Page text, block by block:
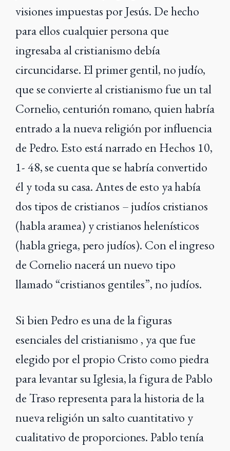
visiones impuestas por Jesús. De hecho
para ellos cualquier persona que
ingresaba al cristianismo debía
circuncidarse. El primer gentil, no judío,
que se convierte al cristianismo fue un tal
Cornelio, centurión romano, quien habría
entrado a la nueva religión por influencia
de Pedro. Esto está narrado en Hechos 10,
1- 48, se cuenta que se habría convertido
él y toda su casa. Antes de esto ya había
dos tipos de cristianos – judíos cristianos
(habla aramea) y cristianos helenísticos
(habla griega, pero judíos). Con el ingreso
de Cornelio nacerá un nuevo tipo
llamado “cristianos gentiles”, no judíos.
Si bien Pedro es una de la figuras
esenciales del cristianismo , ya que fue
elegido por el propio Cristo como piedra
para levantar su Iglesia, la figura de Pablo
de Traso representa para la historia de la
nueva religión un salto cuantitativo y
cualitativo de proporciones. Pablo tenía